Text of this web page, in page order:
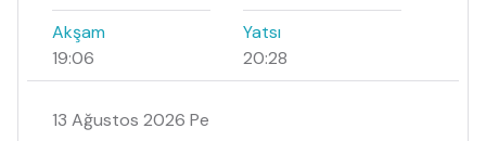
Akşam
19:06
Yatsı
20:28
13 Ağustos 2026 Pe